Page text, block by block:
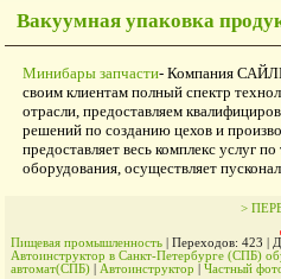
Вакуумная упаковка
Минибары запчасти- Компания
своим клиентам полный спектр
отрасли, предоставляем
решений по созданию цехов и
предоставляет весь комплекс услуг
оборудования, осуществляет
>
Пищевая промышленность| Переходов: 423 |
Автоинструктор в Санкт-Петербурге (СПБ)
автомат(СПБ)
Автоинструктор Частный